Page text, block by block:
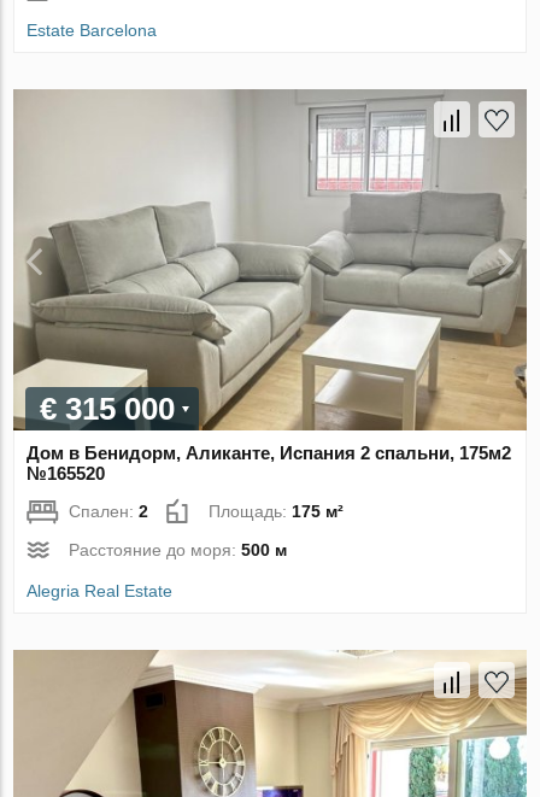
Estate Barcelona
€ 315 000
Дом в Бенидорм, Аликанте, Испания 2 спальни, 175м2
№165520
Спален:2 Площадь:175 м²
Расстояние до моря:500 м
Alegria Real Estate